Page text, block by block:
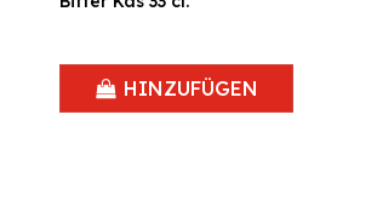
HINZUFÜGEN